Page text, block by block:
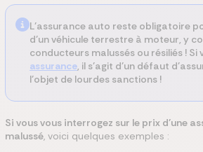
L’assurance auto reste obligatoire
d’un véhicule terrestre à moteur, y
conducteurs malussés ou résiliés ! Si
assurance, il s’agit d’un défaut
l’objet de lourdes sanctions !
Si vous vous interrogez sur le prix d’une
malussé, voici quelques exemples :